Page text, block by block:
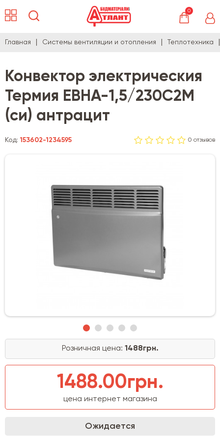
0
Главная Системы вентиляции и отопления Теплотехника
Конвектор электрическия
Термия ЕВНА-1,5/230С2М
(си) антрацит
Код:153602-1234595 0 отзывов
Розничная цена: 1488грн.
1488.00грн.
цена интернет магазина
Ожидается